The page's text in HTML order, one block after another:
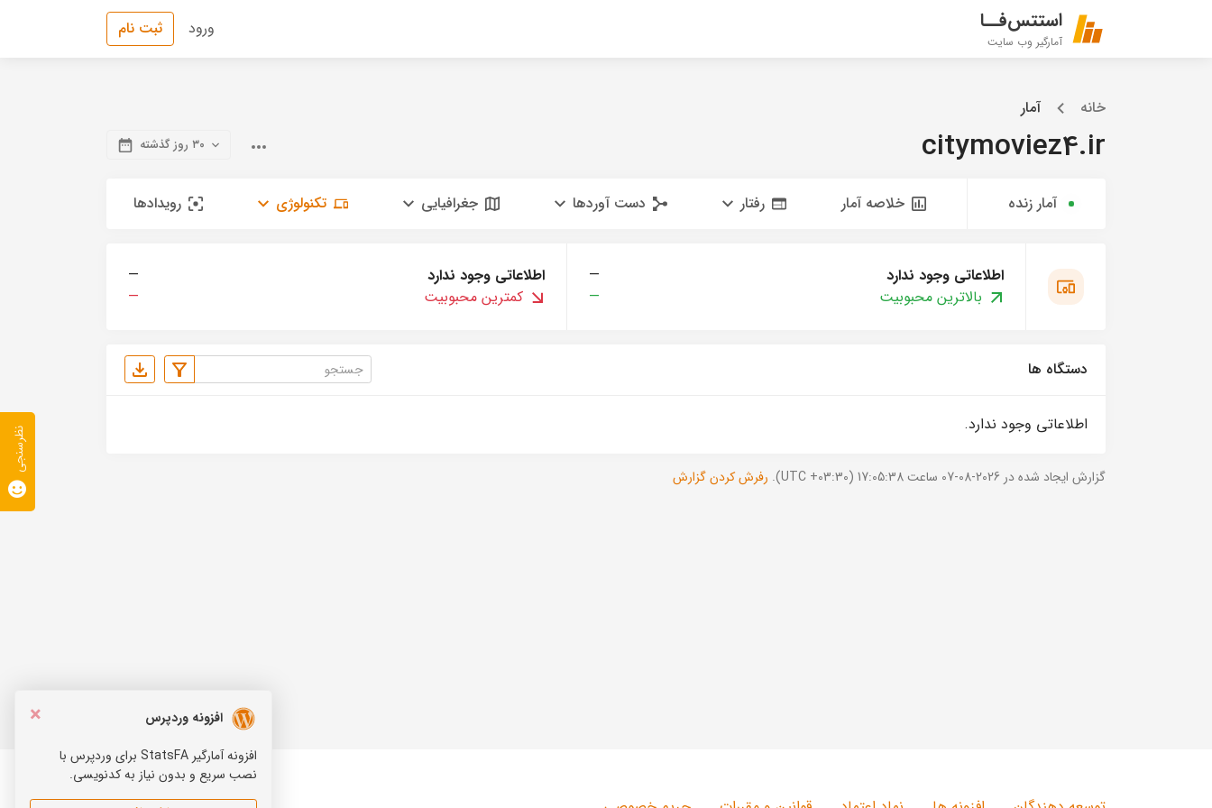
استتس‌فــا
آمارگیر وب سایت
ورود ثبت نام
خانه آمار
citymoviez4.ir ۳۰ روز گذشته
آمار زنده خلاصه آمار رفتار دست آوردها جغرافیایی تکنولوژی رویدادها
اطلاعاتی وجود ندارد
—
بالاترین محبوبیت
—
اطلاعاتی وجود ندارد
—
کمترین محبوبیت
—
دستگاه ها
اطلاعاتی وجود ندارد.
گزارش ایجاد شده در 2026-08-07 ساعت 17:05:38 (UTC +03:30). رفرش کردن گزارش
×
افزونه وردپرس
افزونه آمارگیر StatsFA برای وردپرس با
نصب سریع و بدون نیاز به کدنویسی.
نظرسنجی